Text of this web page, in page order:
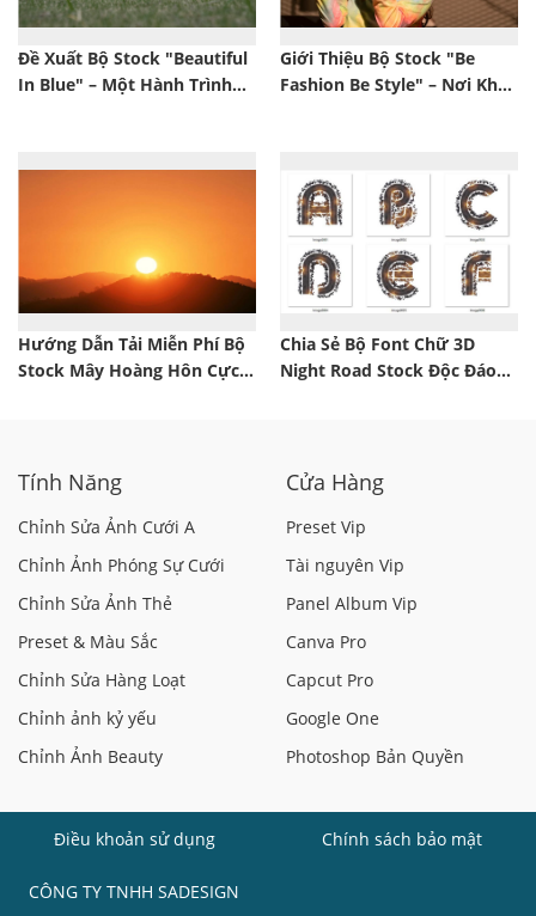
Đề Xuất Bộ Stock "Beautiful
In Blue" – Một Hành Trình
Giới Thiệu Bộ Stock "Be
Fashion Be Style" – Nơi Khơi
Hướng Dẫn Tải Miễn Phí Bộ
Stock Mây Hoàng Hôn Cực
Chia Sẻ Bộ Font Chữ 3D
Night Road Stock Độc Đáo
Tính Năng
Chỉnh Sửa Ảnh Cưới A
Chỉnh Ảnh Phóng Sự Cưới
Chỉnh Sửa Ảnh Thẻ
Preset & Màu Sắc
Chỉnh Sửa Hàng Loạt
Chỉnh ảnh kỷ yếu
Chỉnh Ảnh Beauty
Cửa Hàng
Preset Vip
Tài nguyên Vip
Panel Album Vip
Canva Pro
Capcut Pro
Google One
Photoshop Bản Quyền
Điều khoản sử dụng Chính sách bảo mật
CÔNG TY TNHH SADESIGN